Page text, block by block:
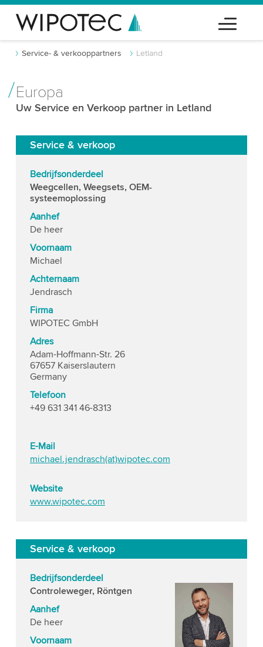
Service- & verkooppartners Letland
Europa
Uw Service en Verkoop partner in Letland
Service & verkoop
Bedrijfsonderdeel
Weegcellen, Weegsets, OEM-
systeemoplossing
Aanhef
De heer
Voornaam
Michael
Achternaam
Jendrasch
Firma
WIPOTEC GmbH
Adres
Adam-Hoffmann-Str. 26
67657 Kaiserslautern
Germany
Telefoon
+49 631 341 46-8313
E-Mail
michael.jendrasch(at)wipotec.com
Website
www.wipotec.com
Service & verkoop
Bedrijfsonderdeel
Controleweger, Röntgen
Aanhef
De heer
Voornaam